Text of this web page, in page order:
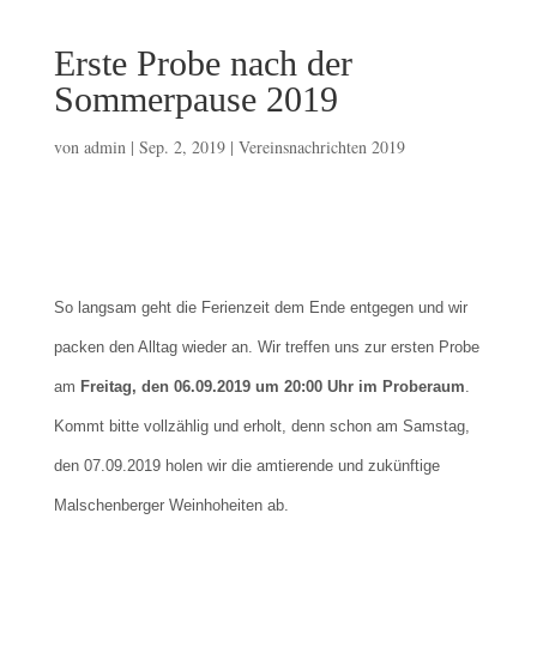
Erste Probe nach der
Sommerpause 2019
von admin| Sep. 2, 2019| Vereinsnachrichten 2019
So langsam geht die Ferienzeit dem Ende entgegen und wir
packen den Alltag wieder an. Wir treffen uns zur ersten Probe
am Freitag, den 06.09.2019 um 20:00 Uhr im Proberaum.
Kommt bitte vollzählig und erholt, denn schon am Samstag,
den 07.09.2019 holen wir die amtierende und zukünftige
Malschenberger Weinhoheiten ab.